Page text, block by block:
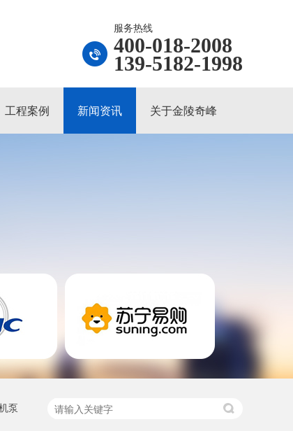
服务热线
400-018-2008
139-5182-1998
工程案例 新闻资讯 关于金陵奇峰
泵